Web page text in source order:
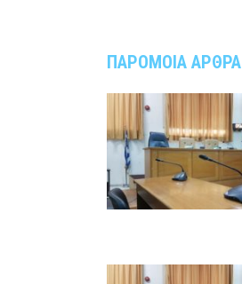
ΠΑΡΟΜΟΙΑ ΑΡΘΡΑ